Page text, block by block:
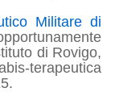
Militare di
di Rovigo,
terapeutica